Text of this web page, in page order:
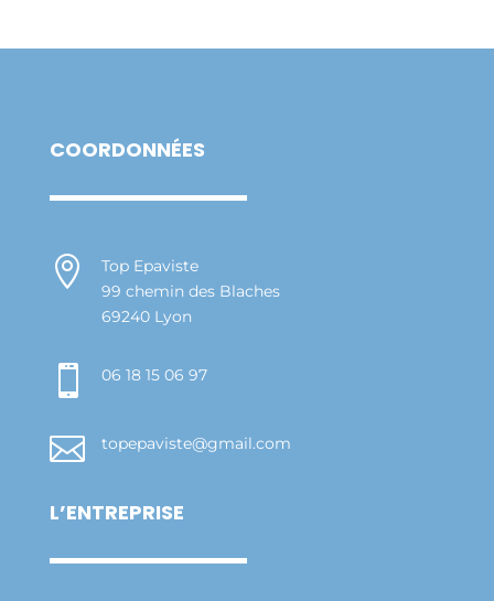
COORDONNÉES

Top Epaviste
99 chemin des Blaches
69240 Lyon
 06 18 15 06 97
 topepaviste@gmail.com
L’ENTREPRISE